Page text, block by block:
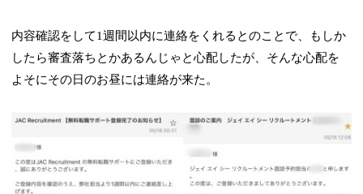
内容確認をして1週間以内に連絡をくれるとのことで、もしか
したら審査落ちとかあるんじゃと心配したが、そんな心配を
よそにその日のお昼には連絡が来た。